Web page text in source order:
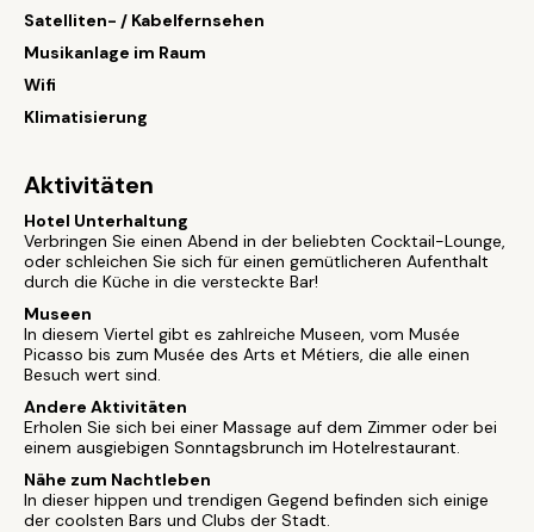
Satelliten- / Kabelfernsehen
Musikanlage im Raum
Wifi
Klimatisierung
Aktivitäten
Hotel Unterhaltung
Verbringen Sie einen Abend in der beliebten Cocktail-Lounge,
oder schleichen Sie sich für einen gemütlicheren Aufenthalt
durch die Küche in die versteckte Bar!
Museen
In diesem Viertel gibt es zahlreiche Museen, vom Musée
Picasso bis zum Musée des Arts et Métiers, die alle einen
Besuch wert sind.
Andere Aktivitäten
Erholen Sie sich bei einer Massage auf dem Zimmer oder bei
einem ausgiebigen Sonntagsbrunch im Hotelrestaurant.
Nähe zum Nachtleben
In dieser hippen und trendigen Gegend befinden sich einige
der coolsten Bars und Clubs der Stadt.